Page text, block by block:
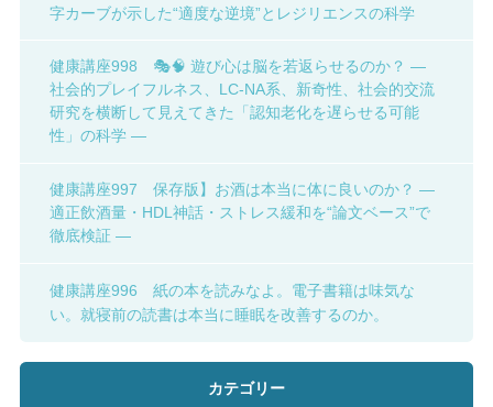
字カーブが示した“適度な逆境”とレジリエンスの科学
健康講座998 🎭🧠 遊び心は脳を若返らせるのか？ ―
社会的プレイフルネス、LC-NA系、新奇性、社会的交流
研究を横断して見えてきた「認知老化を遅らせる可能
性」の科学 ―
健康講座997 保存版】お酒は本当に体に良いのか？ ―
適正飲酒量・HDL神話・ストレス緩和を“論文ベース”で
徹底検証 ―
健康講座996 紙の本を読みなよ。電子書籍は味気な
い。就寝前の読書は本当に睡眠を改善するのか。
カテゴリー